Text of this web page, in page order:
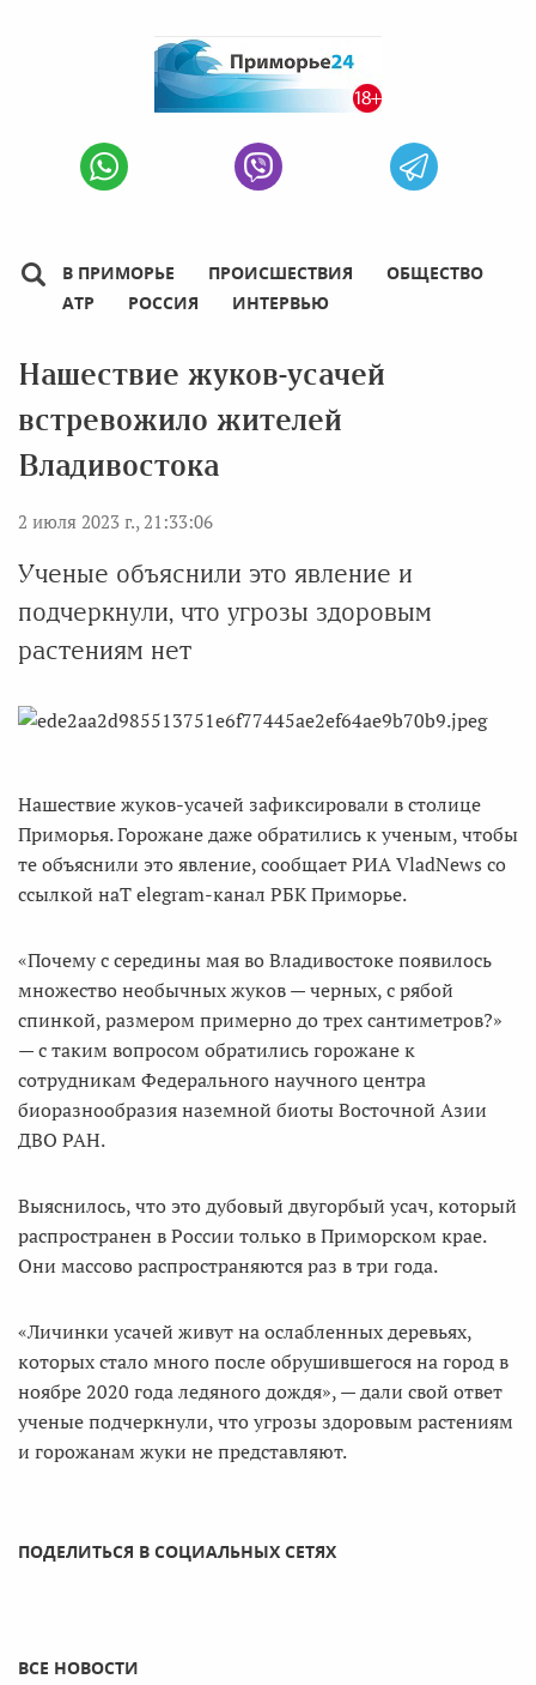
В ПРИМОРЬЕ ПРОИСШЕСТВИЯ
ОБЩЕСТВО
АТР
РОССИЯ ИНТЕРВЬЮ
Нашествие жуков-усачей
встревожило жителей
Владивостока
2 июля 2023 г., 21:33:06
Ученые объяснили это явление и
подчеркнули, что угрозы здоровым
растениям нет
Нашествие жуков-усачей зафиксировали в столице
Приморья. Горожане даже обратились к ученым, чтобы
те объяснили это явление, сообщает РИА VladNews со
ссылкой наT elegram-канал РБК Приморье.
«Почему с середины мая во Владивостоке появилось
множество необычных жуков — черных, с рябой
спинкой, размером примерно до трех сантиметров?»
— с таким вопросом обратились горожане к
сотрудникам Федерального научного центра
биоразнообразия наземной биоты Восточной Азии
ДВО РАН.
Выяснилось, что это дубовый двугорбый усач, который
распространен в России только в Приморском крае.
Они массово распространяются раз в три года.
«Личинки усачей живут на ослабленных деревьях,
которых стало много после обрушившегося на город в
ноябре 2020 года ледяного дождя», — дали свой ответ
ученые подчеркнули, что угрозы здоровым растениям
и горожанам жуки не представляют.
ПОДЕЛИТЬСЯ В СОЦИАЛЬНЫХ СЕТЯХ
ВСЕ НОВОСТИ